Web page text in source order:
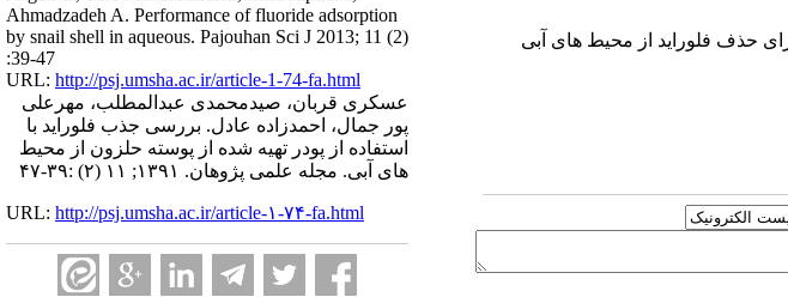
Ahmadzadeh A. Performance of fluoride adsorption
by snail shell in aqueous. Pajouhan Sci J 2013; 11 (2)
:39-47
URL: http://psj.umsha.ac.ir/article-1-74-fa.html
عسکری قربان، صیدمحمدی عبدالمطلب، مهرعلی
پور جمال، احمدزاده عادل. بررسی جذب فلوراید با
استفاده از پودر تهیه شده از پوسته حلزون از محیط
های آبی. مجله علمی پژوهان. ۱۳۹۱; ۱۱ (۲) :۳۹-۴۷
URL: http://psj.umsha.ac.ir/article-۱-۷۴-fa.html
حذف فلوراید از محیط های آبی